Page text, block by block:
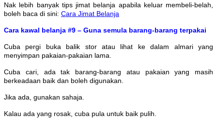
Nak lebih banyak tips jimat belanja apabila keluar membeli-belah,
boleh baca di sini: Cara Jimat Belanja
Cara kawal belanja #9 – Guna semula barang-barang terpakai
Cuba pergi buka balik stor atau lihat ke dalam almari yang
menyimpan pakaian-pakaian lama.
Cuba cari, ada tak barang-barang atau pakaian yang masih
berkeadaan baik dan boleh digunakan.
Jika ada, gunakan sahaja.
Kalau ada yang rosak, cuba pula untuk baik pulih.